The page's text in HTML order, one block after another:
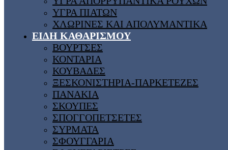
ΥΓΡΑ ΠΙΑΤΩΝ
ΧΛΩΡΙΝΕΣ ΚΑΙ ΑΠΟΛΥΜΑΝΤΙΚΑ
ΕΙΔΗ ΚΑΘΑΡΙΣΜΟΥ
ΒΟΥΡΤΣΕΣ
ΚΟΝΤΑΡΙΑ
ΚΟΥΒΑΔΕΣ
ΞΕΣΚΟΝΙΣΤΗΡΙΑ-ΠΑΡΚΕΤΕΖΕΣ
ΠΑΝΑΚΙΑ
ΣΚΟΥΠΕΣ
ΣΠΟΓΓΟΠΕΤΣΕΤΕΣ
ΣΥΡΜΑΤΑ
ΣΦΟΥΓΓΑΡΙΑ